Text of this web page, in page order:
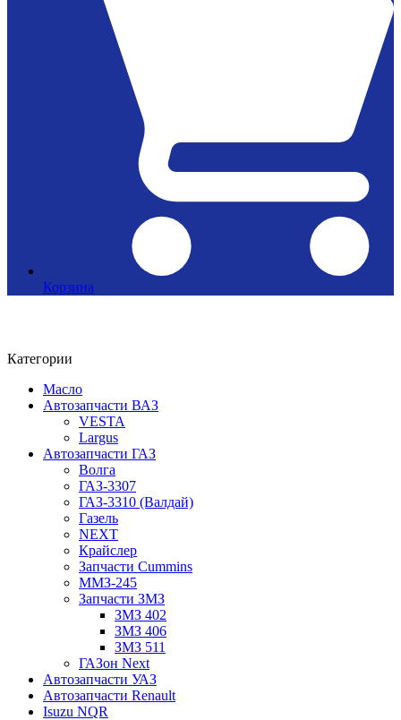
Корзина
Категории
Масло
Автозапчасти ВАЗ
VESTA
Largus
Автозапчасти ГАЗ
Волга
ГАЗ-3307
ГАЗ-3310 (Валдай)
Газель
NEXT
Крайслер
Запчасти Cummins
ММЗ-245
Запчасти ЗМЗ
ЗМЗ 402
ЗМЗ 406
ЗМЗ 511
ГАЗон Next
Автозапчасти УАЗ
Автозапчасти Renault
Isuzu NQR